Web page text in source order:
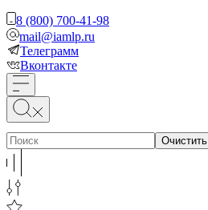
8 (800) 700-41-98
mail@iamlp.ru
Телеграмм
Вконтакте
Очистить